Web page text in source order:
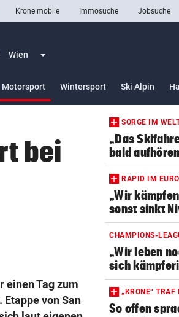
Krone mobile Immosuche Jobsuche
Wien Menü aufklappen
Motorsport
Wintersport
Ski Alpin
bei
einen Tag zum
von San
SORGE IM
„Das
bald
RAPID IM
„Wir
sonst sinkt
CHAMPIONS-
„Wir leben
sich
„KRONE“ TRAF
So offen